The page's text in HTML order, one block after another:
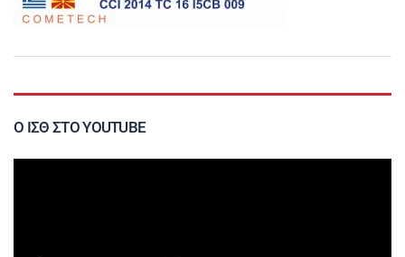
Ο ΙΣΘ ΣΤΟ YOUTUBE